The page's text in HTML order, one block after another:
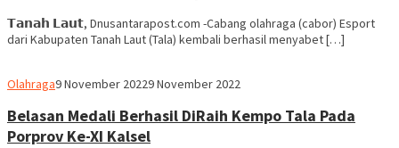
𝗧𝗮𝗻𝗮𝗵 𝗟𝗮𝘂𝘁, Dnusantarapost.com -Cabang olahraga (cabor) Esport
dari Kabupaten Tanah Laut (Tala) kembali berhasil menyabet […]
OlahragaBen
9 November 20229 November 2022
Belasan Medali Berhasil DiRaih Kempo Tala Pada
Porprov Ke-XI Kalsel